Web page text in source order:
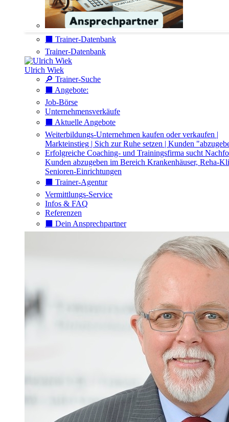
⬛️ Trainer-Datenbank
Trainer-Datenbank
Ulrich Wiek
🔎 Trainer-Suche
⬛️ Angebote:
Job-Börse
Unternehmensverkäufe
⬛️ Aktuelle Angebote
Weiterbildungs-Unternehmen kaufen oder verkaufen |
Markteinstieg | Sich zur Ruhe setzen | Kunden
Erfolgreiche Coaching- und Trainingsfirma sucht
Kunden abzugeben im Bereich Krankenhäuser, Reha-
Senioren-Einrichtungen
⬛️ Trainer-Agentur
Vermittlungs-Service
Infos & FAQ
Referenzen
⬛️ Dein Ansprechpartner